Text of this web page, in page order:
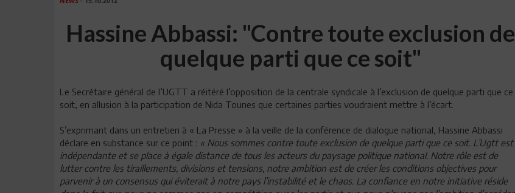
Hassine Abbassi: "Contre toute exclusion de
quelque parti que ce soit"
Le Secrétaire général de l’UGTT a réitéré l’opposition de la centrale syndicale à l’exclusion de quelque parti que ce
soit, en allusion à la participation de Nida Tounes que certaines parties voudraient mettre à l’écart.
S’exprimant dans un entretien à « La Presse » à la veille de la conférence de dialogue national, Hassine Abbassi
déclare en substance sur ce point : « Nous sommes contre toute exclusion de quelque parti que ce soit. L’Ugtt est
indépendante et se place à égale distance de tous les acteurs du paysage politique national. Notre rôle est de
lutter contre les tiraillements, divisions et tensions, notre ambition est de créer les conditions objectives pour
parvenir à un consensus qui éviterait à notre pays l’instabilité et le chaos. La confiance en notre initiative réside